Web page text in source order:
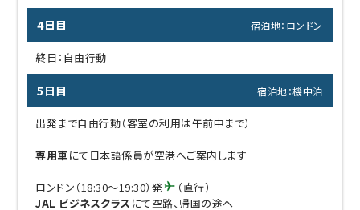
4日目 宿泊地：ロンドン
終日：自由行動
5日目 宿泊地：機中泊
出発まで自由行動（客室の利用は午前中まで）
専用車にて日本語係員が空港へご案内します
ロンドン（18:30～19:30）発
（直行）
JAL ビジネスクラス にて空路、帰国の途へ